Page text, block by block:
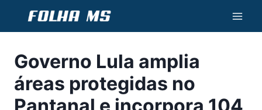
Conteúdo
Governo Lula amplia
áreas protegidas no